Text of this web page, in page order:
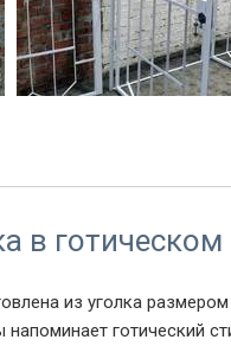
в готическом
из уголка
готический